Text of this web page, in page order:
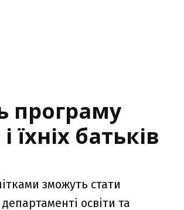
програму
їхніх батьків
зможуть стати
освіти та